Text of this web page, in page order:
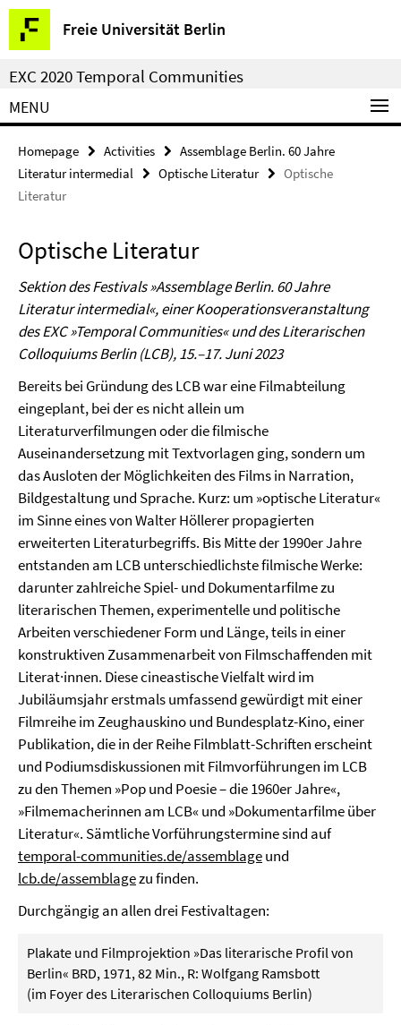
Springe
direkt
zu
Inhalt
Freie Universität Berlin
Service
Navigation
EXC 2020 Temporal Communities
MENU
Homepage Activities
Assemblage Berlin. 60 Jahre
Literatur intermedial
Optische Literatur
Optische
Literatur
Optische Literatur
Sektion des Festivals »Assemblage Berlin. 60 Jahre
Literatur intermedial«, einer Kooperationsveranstaltung
des EXC »Temporal Communities« und des Literarischen
Colloquiums Berlin (LCB), 15.–17. Juni 2023
Bereits bei Gründung des LCB war eine Filmabteilung
eingeplant, bei der es nicht allein um
Literaturverfilmungen oder die filmische
Auseinandersetzung mit Textvorlagen ging, sondern um
das Ausloten der Möglichkeiten des Films in Narration,
Bildgestaltung und Sprache. Kurz: um »optische Literatur«
im Sinne eines von Walter Höllerer propagierten
erweiterten Literatur­begriffs. Bis Mitte der 1990er Jahre
entstanden am LCB unterschiedlichste filmische Werke:
darunter zahlreiche Spiel- und Dokumentarfilme zu
literarischen Themen, experimentelle und politische
Arbeiten verschiedener Form und Länge, teils in einer
konstruktiven Zusammenarbeit von Filmschaffenden mit
Literat·innen. Diese cineastische Vielfalt wird im
Jubiläumsjahr erstmals umfassend gewürdigt mit einer
Filmreihe im Zeughauskino und Bundesplatz-Kino, einer
Publika­tion, die in der Reihe Filmblatt-Schriften erscheint
und Podiumsdiskussionen mit Filmvorführungen im LCB
zu den Themen »Pop und Poesie – die 1960er Jahre«,
»Filmemacherinnen am LCB« und »Dokumen­tarfilme über
Literatur«. Sämtliche Vorführungstermine sind auf
temporal-communities.de/assemblageund
lcb.de/assemblagezu finden.
Durchgängig an allen drei Festivaltagen:
Plakate und Filmprojektion »Das literarische Profil von
Berlin« BRD, 1971, 82 Min., R: Wolfgang Ramsbott
(im Foyer des Literarischen Colloquiums Berlin)